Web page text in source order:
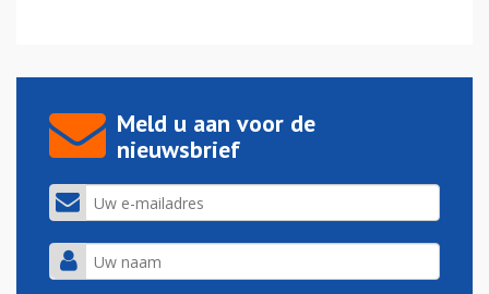
Meld u aan voor de
nieuwsbrief